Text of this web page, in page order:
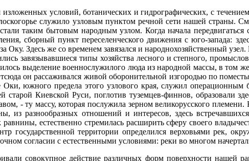
условий, ботанических и гидрографических, с
служило узловым пунктом речной сети нашей страны.
таким бытовым народным узлом. Когда начала передвигаться
сборный пункт переселенческого движения с юго-запада:
Здесь же со временем завязался и народнохозяйственный узел.
завязывавшиеся типы хозяйства лесного и степного,
выделение военнослужилого люда из народной массы, в том
он рассаживался живой оборонительной изгородью по
Оки, южного предела этого узлового края, служил операционным
Киевской Руси, поглотив туземцев-финнов, образовали
- ту массу, которая послужила зерном великорусского племени.
из разнообразных отношений и интересов, здесь
естественно стремилась расширить сферу своего
государственной территории определился верховьями рек,
согласии с естественными условиями: реки во многом
совокупное действие различных форм поверхности нашей